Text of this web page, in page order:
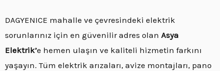
DAGYENICE mahalle ve çevresindeki elektrik
sorunlarınız için en güvenilir adres olan Asya
Elektrik’e hemen ulaşın ve kaliteli hizmetin farkını
yaşayın. Tüm elektrik arızaları, avize montajları, pano